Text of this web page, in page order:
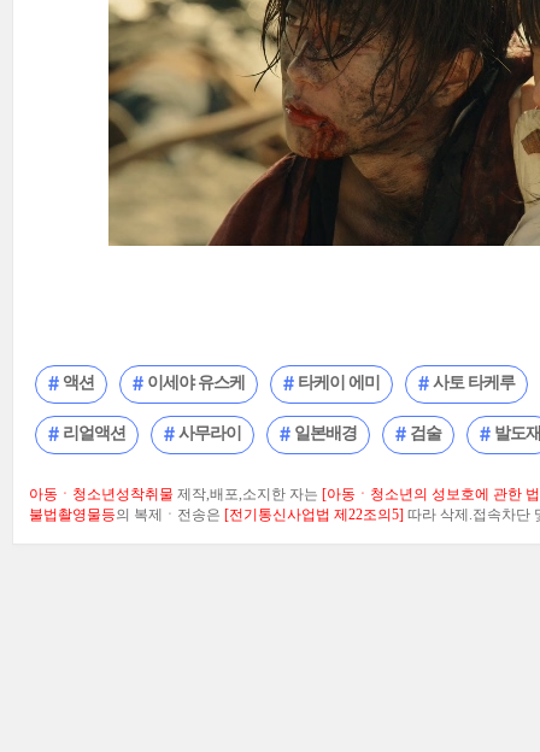
액션 이세야 유스케 타케이 에미 사토 타케루
리얼액션 사무라이 일본배경 검술 발도재
아동ㆍ청소년성착취물 제작,배포,소지한 자는 [아동ㆍ청소년의 성보호에 관한
불법촬영물등의 복제ㆍ전송은 [전기통신사업법 제22조의5] 따라 삭제.접속차단